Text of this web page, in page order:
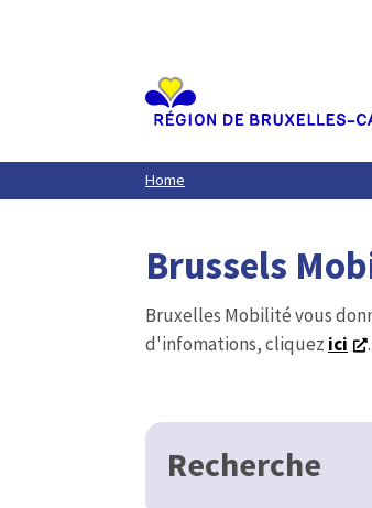
Home
Brussels
Bruxelles Mobilité vous
d'infomations, cliquez ici
Recherche